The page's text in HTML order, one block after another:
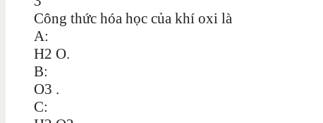
Công thức hóa học của khí oxi là
A:
H2 O.
B:
O3 .
C: